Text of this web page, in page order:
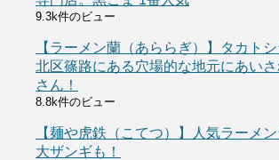
9.3k件のビュー
【ラーメン蘭（あららぎ）】タカトシ
北区篠路にある穴場的な地元にあい
さん！
8.8k件のビュー
【麺や虎鉄（こてつ）】人気ラーメ
大ザンギも！